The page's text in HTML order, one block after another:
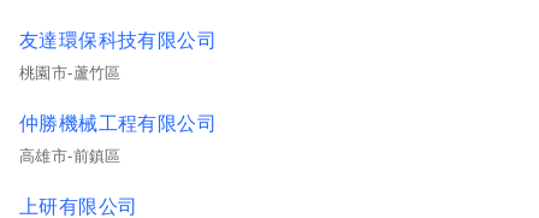
友達環保科技有限公司
桃園市-蘆竹區
仲勝機械工程有限公司
高雄市-前鎮區
上研有限公司